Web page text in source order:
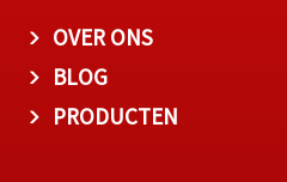
OVER ONS
BLOG
PRODUCTEN